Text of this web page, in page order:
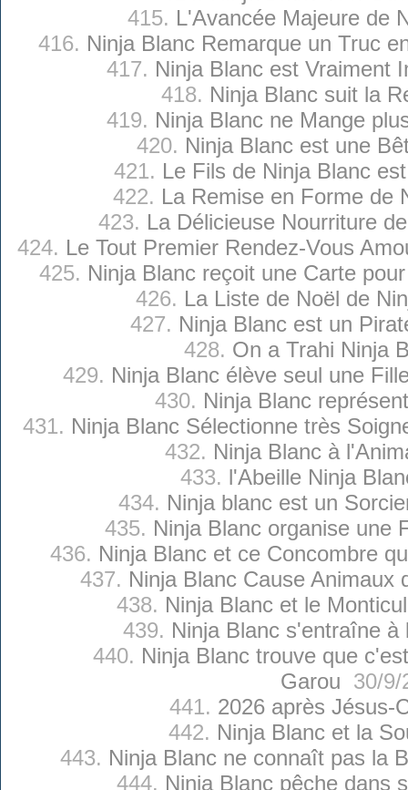
415. L'Avancée Majeure de
416. Ninja Blanc Remarque un Truc
417. Ninja Blanc est Vraiment
418. Ninja Blanc suit la
419. Ninja Blanc ne Mange
420. Ninja Blanc est une
421. Le Fils de Ninja Blanc
422. La Remise en Forme de
423. La Délicieuse Nourriture
424. Le Tout Premier Rendez-Vous
425. Ninja Blanc reçoit une Carte
426. La Liste de Noël de
427. Ninja Blanc est un
428. On a Trahi Ninja
429. Ninja Blanc élève seul une
430. Ninja Blanc
431. Ninja Blanc Sélectionne très
432. Ninja Blanc à
433. l'Abeille Ninja
434. Ninja blanc est un
435. Ninja Blanc organise une
436. Ninja Blanc et ce Concombre
437. Ninja Blanc Cause Animaux
438. Ninja Blanc et le
439. Ninja Blanc s'entraîne à
440. Ninja Blanc trouve que
Garou 30/9/
441. 2026 après Jésus-
442. Ninja Blanc et la
443. Ninja Blanc ne connaît pas la
444. Ninja Blanc pêche dans